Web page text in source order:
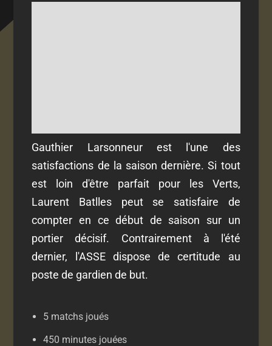
Gauthier Larsonneur est l'une des
satisfactions de la saison dernière. Si tout
est loin d'être parfait pour les Verts,
Laurent Batlles peut se satisfaire de
compter en ce début de saison sur un
portier décisif. Contrairement à l'été
dernier, l'ASSE dispose de certitude au
poste de gardien de but.
5 matchs joués
450 minutes jouées